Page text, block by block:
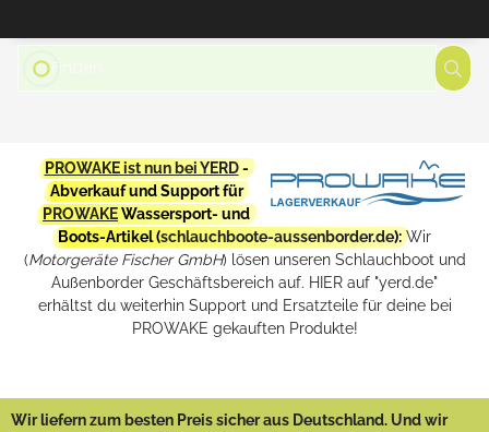
PROWAKE ist nun bei YERD-
Abverkauf und Support für
PROWAKEWassersport- und
Boots-Artikel (schlauchboote-aussenborder.de): Wir
(Motorgeräte Fischer GmbH) lösen unseren Schlauchboot und
Außenborder Geschäftsbereich auf. HIER auf "yerd.de"
erhältst du weiterhin Support und Ersatzteile für deine bei
PROWAKE gekauften Produkte!
Wir liefern zum besten Preis sicher aus Deutschland. Und wir